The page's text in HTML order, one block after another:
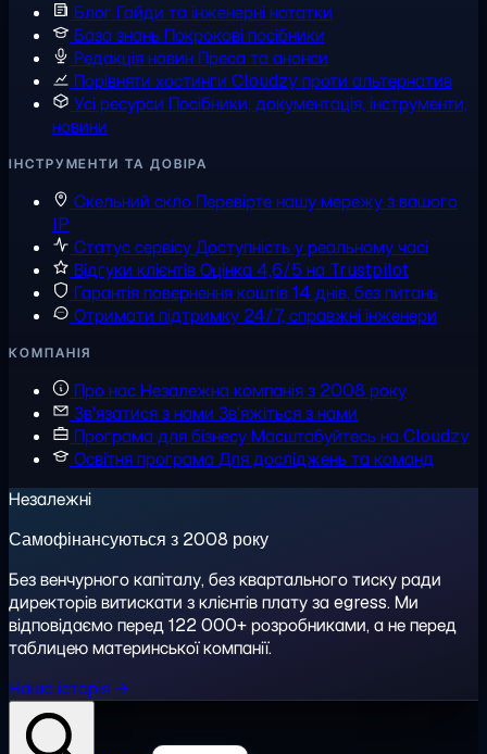
Блог Гайди та інженерні нотатки
База знань Покрокові посібники
Редакція новин Преса та анонси
Порівняти хостинги Cloudzy проти альтернатив
Усі ресурси Посібники, документація, інструменти,
новини
ІНСТРУМЕНТИ ТА ДОВІРА
Скельний скло Перевірте нашу мережу з вашого
IP
Статус сервісуДоступність у реальному часі
Відгуки клієнтівОцінка 4,6/5 на Trustpilot
Гарантія повернення коштів14 днів, без питань
Отримати підтримку 24/7, справжні інженери
КОМПАНІЯ
Про насНезалежна компанія з 2008 року
Зв'язатися з нами Зв'яжіться з нами
Програма для бізнесуМасштабуйтесь на Cloudzy
Освітня програмаДля досліджень та команд
Незалежні
Самофінансуються з 2008 року
Без венчурного капіталу, без квартального тиску ради
директорів витискати з клієнтів плату за egress. Ми
відповідаємо перед 122 000+ розробниками, а не перед
таблицею материнської компанії.
Наша історія →